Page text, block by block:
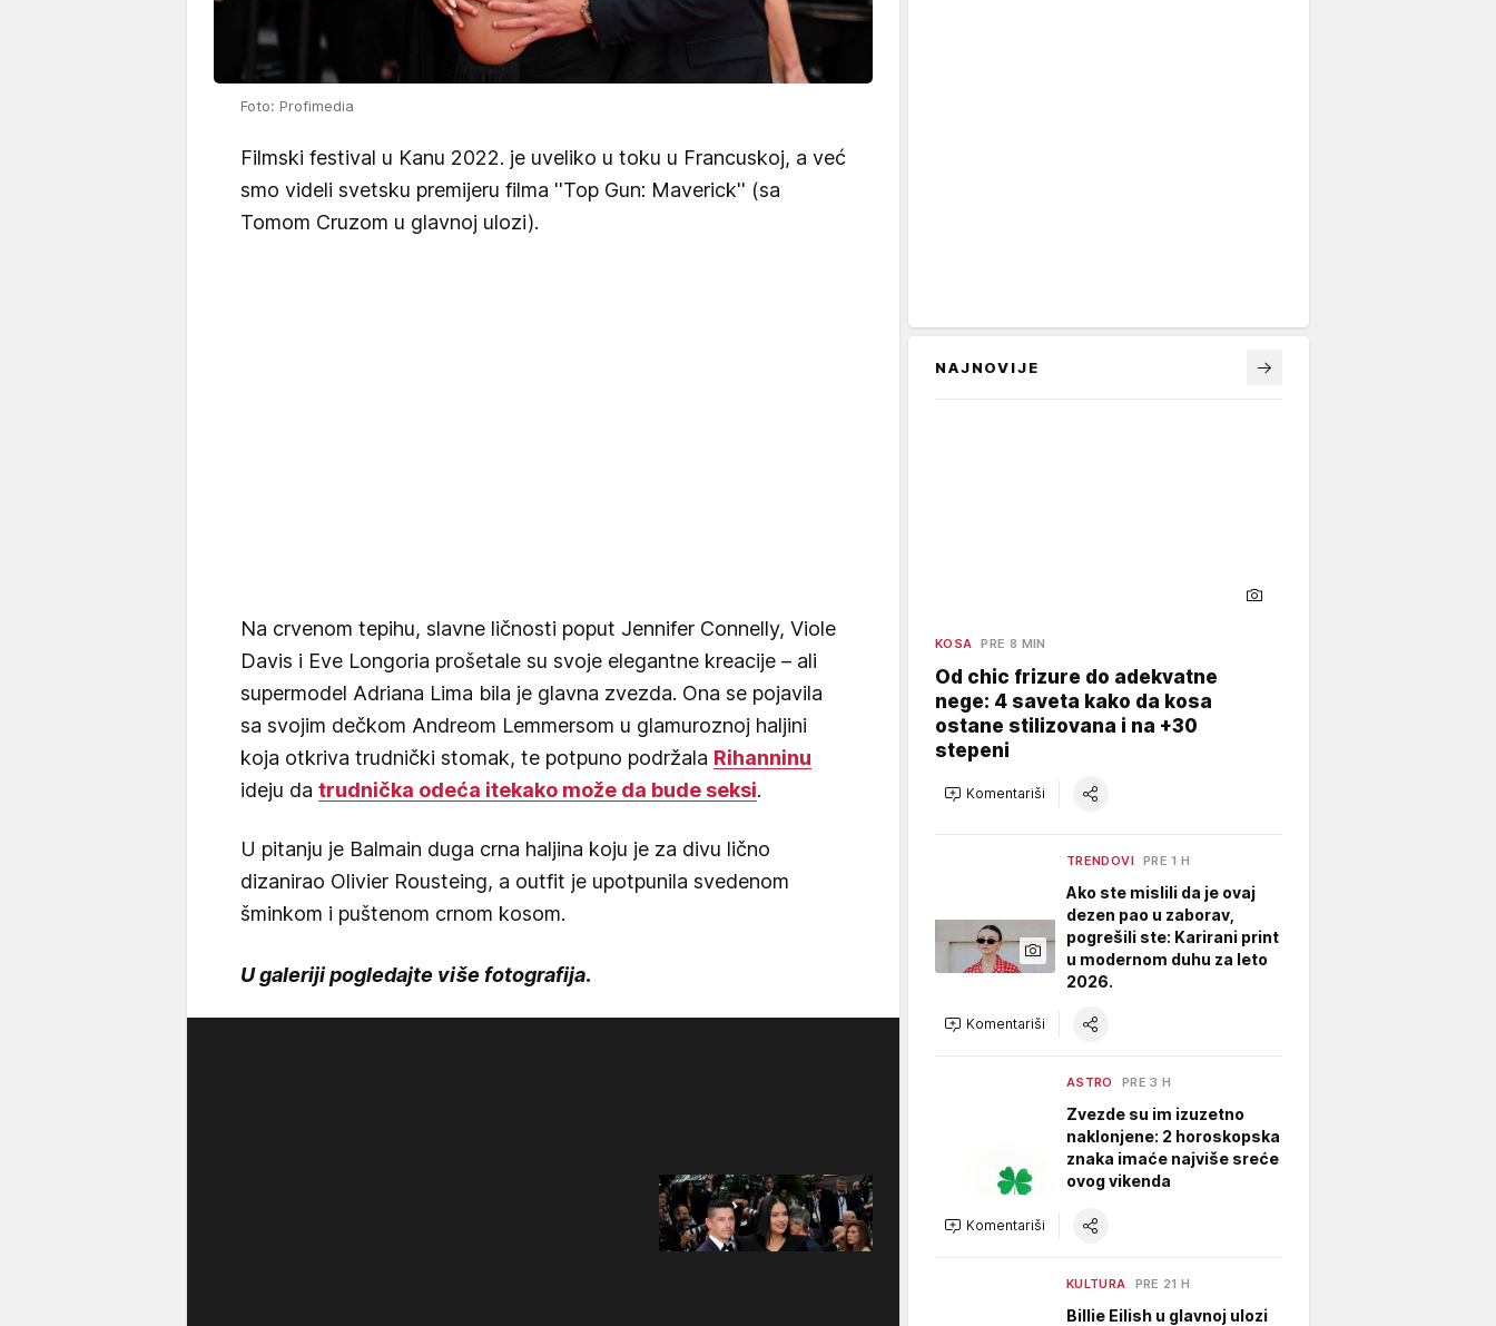
Foto: Profimedia
Filmski festival u Kanu 2022. je uveliko u toku u Francuskoj, a već
smo videli svetsku premijeru filma ''Top Gun: Maverick'' (sa
Tomom Cruzom u glavnoj ulozi).
Na crvenom tepihu, slavne ličnosti poput Jennifer Connelly, Viole
Davis i Eve Longoria prošetale su svoje elegantne kreacije – ali
supermodel Adriana Lima bila je glavna zvezda. Ona se pojavila
sa svojim dečkom Andreom Lemmersom u glamuroznoj haljini
koja otkriva trudnički stomak, te potpuno podržala Rihanninu
ideju da trudnička odeća itekako može da bude seksi.
U pitanju je Balmain duga crna haljina koju je za divu lično
dizanirao Olivier Rousteing, a outfit je upotpunila svedenom
šminkom i puštenom crnom kosom.
U galeriji pogledajte više fotografija.
NAJNOVIJE
KOSA PRE 8 MIN
Od chic frizure do adekvatne
nege: 4 saveta kako da kosa
ostane stilizovana i na +30
stepeni
Komentariši
TRENDOVI PRE 1 H
Ako ste mislili da je ovaj
dezen pao u zaborav,
pogrešili ste: Karirani print
u modernom duhu za leto
2026.
Komentariši
ASTRO PRE 3 H
Zvezde su im izuzetno
naklonjene: 2 horoskopska
znaka imaće najviše sreće
ovog vikenda
Komentariši
KULTURA PRE 21 H
Billie Eilish u glavnoj ulozi